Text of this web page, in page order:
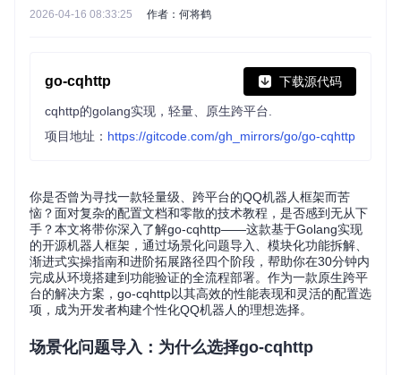
2026-04-16 08:33:25 作者：何将鹤
go-cqhttp 下载源代码
cqhttp的golang实现，轻量、原生跨平台.
项目地址： https://gitcode.com/gh_mirrors/go/go-cqhttp
你是否曾为寻找一款轻量级、跨平台的QQ机器人框架而苦
恼？面对复杂的配置文档和零散的技术教程，是否感到无从下
手？本文将带你深入了解go-cqhttp——这款基于Golang实现
的开源机器人框架，通过场景化问题导入、模块化功能拆解、
渐进式实操指南和进阶拓展路径四个阶段，帮助你在30分钟内
完成从环境搭建到功能验证的全流程部署。作为一款原生跨平
台的解决方案，go-cqhttp以其高效的性能表现和灵活的配置选
项，成为开发者构建个性化QQ机器人的理想选择。
场景化问题导入：为什么选择go-cqhttp